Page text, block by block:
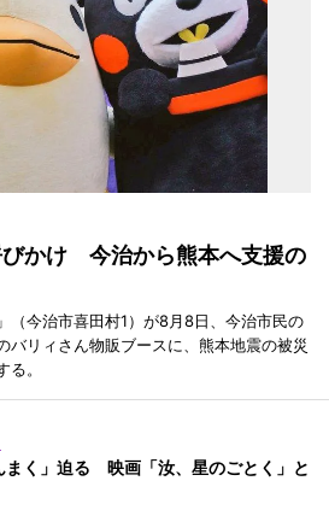
かけ 今治から熊本へ支援の
（今治市喜田村1）が8月8日、今治市民の
バリィさん物販ブースに、熊本地震の被災
。
まく」迫る 映画「汝、星のごとく」と